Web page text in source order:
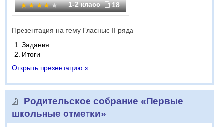
1-2 класс 18
Презентация на тему Гласные II ряда
Задания
Итоги
Открыть презентацию »
Родительское собрание «Первые
школьные отметки»